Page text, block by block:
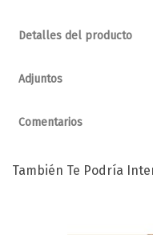
Detalles del producto
Adjuntos
Comentarios
También Te Podría